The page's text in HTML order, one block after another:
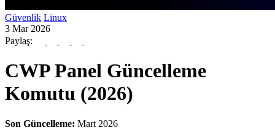
Güvenlik Linux
3 Mar 2026
Paylaş:
CWP Panel Güncelleme
Komutu (2026)
Son Güncelleme: Mart 2026